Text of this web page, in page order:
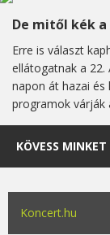
De mitől kék
Erre is választ
ellátogatnak a 22.
napon át hazai és
programok várják
KÖVESS MINKET
Koncert.hu